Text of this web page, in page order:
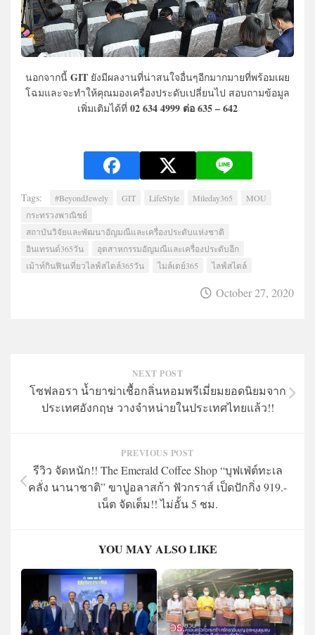
นอกจากนี้ GIT ยังมีผลงานที่น่าสนใจอื่นๆอีกมากมายที่พร้อมเผย
โฉมและจะทำให้คุณมองเครื่องประดับเปลี่ยนไป สอบถามข้อมูล
เพิ่มเติมได้ที่ 02 634 4999 ต่อ 635 – 642
Tags: #BeyondJewely GIT LifeStyle Mileday365
MOU
กระทรวงพาณิชย์
สถาบันวิจัยและพัฒนาอัญมณีและเครื่องประดับแห่งชาติ
อินเทรนด์365วัน
อุตสาหกรรมอัญมณีและเครื่องประดับอีก
เม้าท์กินฟินเที่ยวไลฟ์สไตล์365วัน
ไมล์เดย์365 ไลฟ์สไตล์
October 27, 2020
NEXT POST
โซฟลอรา น้ำยาฆ่าเชื้อกลิ่นหอมพรีเมี่ยมยอดนิยมจาก
ประเทศอังกฤษ วางจำหน่ายในประเทศไทยแล้ว!!
PREVIOUS POST
รีวิว จัดหนัก!! The Emerald Coffee Shop “บุฟเฟ่ต์ทะเล
คลั่ง นานาชาติ” ขาปูอลาสก้า ฟัวกราส์ เป็ดปักกิ่ง 919.-
เน็ต จัดเต็ม!! ไม่อั้น 5 ชม.
YOU MAY ALSO LIKE